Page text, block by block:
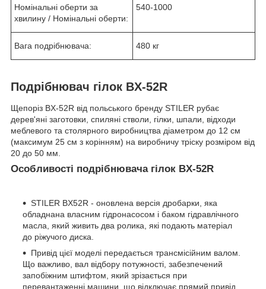
Номінальні оберти за
хвилину / Номінальні оберти:
540-1000
Вага подрібнювача: 480 кг
Подрібнювач гілок BX-52R
Щепоріз BX-52R від польського бренду STILER рубає
дерев'яні заготовки, спиляні стволи, гілки, шпали, відходи
меблевого та столярного виробництва діаметром до 12 см
(максимум 25 см з корінням) на виробничу тріску розміром від
20 до 50 мм.
Особливості подрібнювача гілок BX-52R
STILER BX52R - оновлена версія дробарки, яка
обладнана власним гідронасосом і баком гідравлічного
масла, який живить два ролика, які подають матеріал
до ріжучого диска.
Привід цієї моделі передається трансмісійним валом.
Що важливо, вал відбору потужності, забезпечений
запобіжним штифтом, який зрізається при
перевантаженні машини, що відключає прямий привід.